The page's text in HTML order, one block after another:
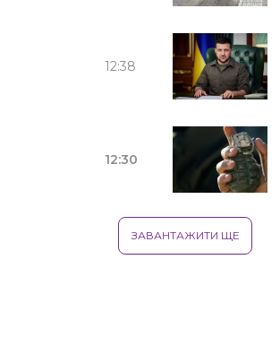
12:38
12:30
ЗАВАНТАЖИТИ ЩЕ